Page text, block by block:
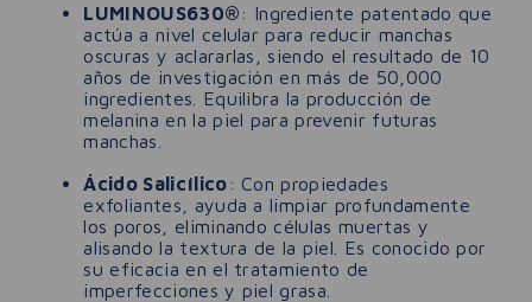
LUMINOUS630® : Ingrediente patentado que
actúa a nivel celular para reducir manchas
oscuras y aclararlas, siendo el resultado de 10
años de investigación en más de 50,000
ingredientes. Equilibra la producción de
melanina en la piel para prevenir futuras
manchas.
Ácido Salicílico : Con propiedades
exfoliantes, ayuda a limpiar profundamente
los poros, eliminando células muertas y
alisando la textura de la piel. Es conocido por
su eficacia en el tratamiento de
imperfecciones y piel grasa.